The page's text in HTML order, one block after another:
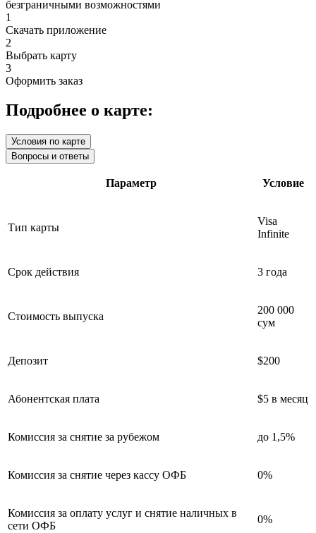
безграничными возможностями
1
Скачать приложение
2
Выбрать карту
3
Оформить заказ
Подробнее о карте:
Условия по карте
Вопросы и ответы
Параметр Условие
Тип карты
Visa
Infinite
Срок действия 3 года
Стоимость выпуска
200 000
сум
Депозит $200
Абонентская плата $5 в месяц
Комиссия за снятие за рубежом до 1,5%
Комиссия за снятие через кассу ОФБ 0%
Комиссия за оплату услуг и снятие наличных в
сети ОФБ
0%